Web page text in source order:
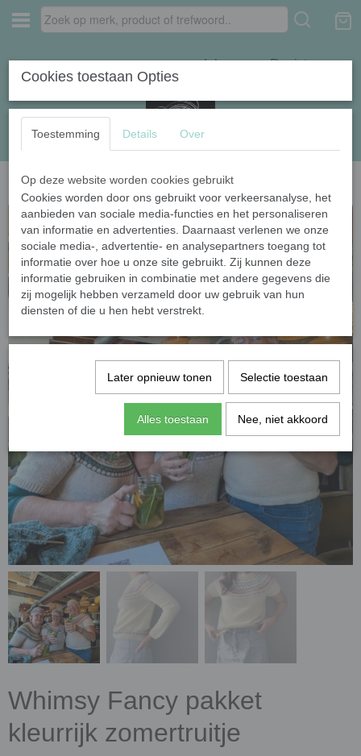
Inloggen Registreren
Home › Draadkracht Boxen › Whimsy Fancy pakket kleurrijk zomertruitje
Whimsy Fancy pakket
kleurrijk zomertruitje
Cookies toestaan Opties
Toestemming Details Over
Op deze website worden cookies gebruikt
Cookies worden door ons gebruikt voor verkeersanalyse, het
aanbieden van sociale media-functies en het personaliseren
van informatie en advertenties. Daarnaast verlenen we onze
sociale media-, advertentie- en analysepartners toegang tot
informatie over hoe u onze site gebruikt. Zij kunnen deze
informatie gebruiken in combinatie met andere gegevens die
zij mogelijk hebben verzameld door uw gebruik van hun
diensten of die u hen hebt verstrekt.
Later opnieuw tonen Selectie toestaan
Alles toestaan Nee, niet akkoord